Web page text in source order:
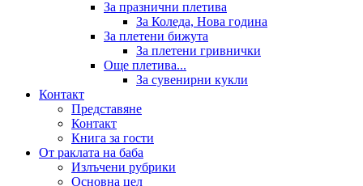
За празнични плетива
За Коледа, Нова година
За плетени бижута
За плетени гривнички
Още плетива...
За сувенирни кукли
Контакт
Представяне
Контакт
Книга за гости
От раклата на баба
Излъчени рубрики
Основна цел